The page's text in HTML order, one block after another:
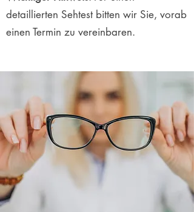
detaillierten Sehtest bitten wir Sie, vorab
einen Termin zu vereinbaren.